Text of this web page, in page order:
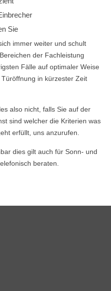
Sie
immer weiter und schult
der Fachleistung
Fälle auf optimaler Weise
in kürzester Zeit
also nicht, falls Sie auf der
sind welcher die Kriterien was
erfüllt, uns anzurufen.
dies gilt auch für Sonn- und
beraten.